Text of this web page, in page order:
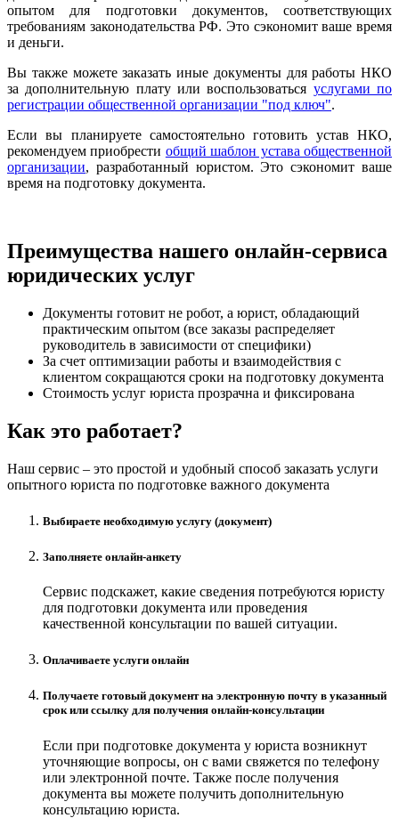
опытом для подготовки документов, соответствующих
требованиям законодательства РФ. Это сэкономит ваше время
и деньги.
Вы также можете заказать иные документы для работы НКО
за дополнительную плату или воспользоваться услугами по
регистрации общественной организации "под ключ".
Если вы планируете самостоятельно готовить устав НКО,
рекомендуем приобрести общий шаблон устава общественной
организации, разработанный юристом. Это сэкономит ваше
время на подготовку документа.
Преимущества нашего онлайн-сервиса
юридических услуг
Документы готовит не робот, а юрист, обладающий
практическим опытом (все заказы распределяет
руководитель в зависимости от специфики)
За счет оптимизации работы и взаимодействия с
клиентом сокращаются сроки на подготовку документа
Стоимость услуг юриста прозрачна и фиксирована
Как это работает?
Наш сервис – это простой и удобный способ заказать услуги
опытного юриста по подготовке важного документа
Выбираете необходимую услугу (документ)
Заполняете онлайн-анкету
Сервис подскажет, какие сведения потребуются юристу
для подготовки документа или проведения
качественной консультации по вашей ситуации.
Оплачиваете услуги онлайн
Получаете готовый документ на электронную почту в указанный
срок или ссылку для получения онлайн-консультации
Если при подготовке документа у юриста возникнут
уточняющие вопросы, он с вами свяжется по телефону
или электронной почте. Также после получения
документа вы можете получить дополнительную
консультацию юриста.